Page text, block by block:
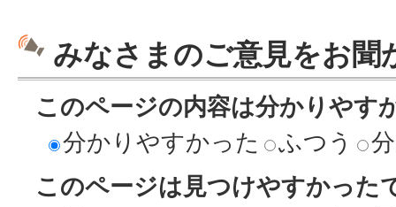
みなさまのご意見をお聞
このページの内容は分かりやす
分かりやすかった
ふつう
このページは見つけやすかった